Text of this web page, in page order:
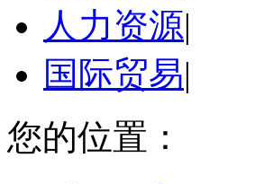
人力资源|
国际贸易|
您的位置：